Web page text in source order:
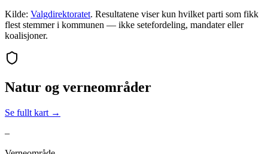
Kilde: Valgdirektoratet. Resultatene viser kun hvilket parti som fikk
flest stemmer i kommunen — ikke setefordeling, mandater eller
koalisjoner.
Natur og verneområder
Se fullt kart →
–